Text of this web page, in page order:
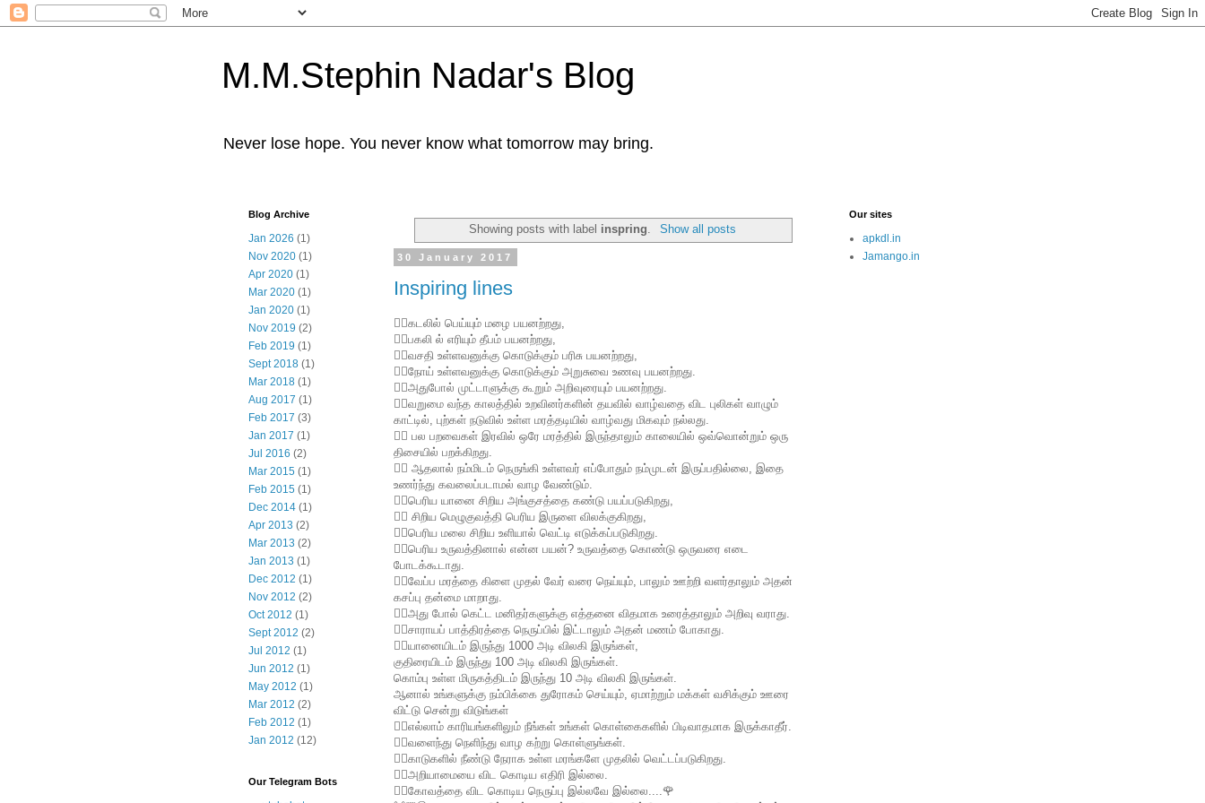
M.M.Stephin Nadar's Blog
Never lose hope. You never know what tomorrow may bring.
Showing posts with label inspring Show all posts
30 January 2017
Inspiring lines
✍🏽கடலில் பெய்யும் மழை பயனற்றது,
✍🏽பகலி ல் எரியும் தீபம் பயனற்றது,
✍🏽வசதி உள்ளவனுக்கு கொடுக்கும் பரிசு பயனற்றது,
✍🏽நோய் உள்ளவனுக்கு கொடுக்கும் அறுசுவை உணவு பயனற்றது.
✍🏽அதுபோல் முட்டாளுக்கு கூறும் அறிவுரையும் பயனற்றது.
✍🏽வறுமை வந்த காலத்தில் உறவினர்களின் தயவில் வாழ்வதை விட புலிகள் வாழும்
காட்டில், புற்கள் நடுவில் உள்ள மரத்தடியில் வாழ்வது மிகவும் நல்லது.
✍🏽 பல பறவைகள் இரவில் ஒரே மரத்தில் இருந்தாலும் காலையில் ஒவ்வொன்றும் ஒரு
திசையில் பறக்கிறது.
✍🏽 ஆதலால் நம்மிடம் நெருங்கி உள்ளவர் எப்போதும் நம்முடன் இருப்பதில்லை, இதை
உணர்ந்து கவலைப்படாமல் வாழ வேண்டும்.
✍🏽பெரிய யானை சிறிய அங்குசத்தை கண்டு பயப்படுகிறது,
✍🏽 சிறிய மெழுகுவத்தி பெரிய இருளை விலக்குகிறது,
✍🏽பெரிய மலை சிறிய உளியால் வெட்டி எடுக்கப்படுகிறது.
✍🏽பெரிய உருவத்தினால் என்ன பயன்? உருவத்தை கொண்டு ஒருவரை எடை
போடக்கூடாது.
✍🏽வேப்ப மரத்தை கிளை முதல் வேர் வரை நெய்யும், பாலும் ஊற்றி வளர்தாலும் அதன்
கசப்பு தன்மை மாறாது.
✍🏽அது போல் கெட்ட மனிதர்களுக்கு எத்தனை விதமாக உரைத்தாலும் அறிவு வராது.
✍🏽சாராயப் பாத்திரத்தை நெருப்பில் இட்டாலும் அதன் மணம் போகாது.
✍🏽யானையிடம் இருந்து 1000 அடி விலகி இருங்கள்,
குதிரையிடம் இருந்து 100 அடி விலகி இருங்கள்.
கொம்பு உள்ள மிருகத்திடம் இருந்து 10 அடி விலகி இருங்கள்.
ஆனால் உங்களுக்கு நம்பிக்கை துரோகம் செய்யும், ஏமாற்றும் மக்கள் வசிக்கும் ஊரை
விட்டு சென்று விடுங்கள்
✍🏽எல்லாம் காரியங்களிலும் நீங்கள் உங்கள் கொள்கைகளில் பிடிவாதமாக இருக்காதீர்.
✍🏽வளைந்து நெளிந்து வாழ கற்று கொள்ளுங்கள்.
✍🏽காடுகளில் நீண்டு நேராக உள்ள மரங்களே முதலில் வெட்டப்படுகிறது.
✍🏽அறியாமையை விட கொடிய எதிரி இல்லை.
✍🏽கோவத்தை விட கொடிய நெருப்பு இல்லவே இல்லை....🌹
Blog Archive
Jan 2026 (1)
Nov 2020 (1)
Apr 2020 (1)
Mar 2020 (1)
Jan 2020 (1)
Nov 2019 (2)
Feb 2019 (1)
Sept 2018 (1)
Mar 2018 (1)
Aug 2017 (1)
Feb 2017 (3)
Jan 2017 (1)
Jul 2016 (2)
Mar 2015 (1)
Feb 2015 (1)
Dec 2014 (1)
Apr 2013 (2)
Mar 2013 (2)
Jan 2013 (1)
Dec 2012 (1)
Nov 2012 (2)
Oct 2012 (1)
Sept 2012 (2)
Jul 2012 (1)
Jun 2012 (1)
May 2012 (1)
Mar 2012 (2)
Feb 2012 (1)
Jan 2012 (12)
Our Telegram Bots
Our sites
apkdl.in
Jamango.in